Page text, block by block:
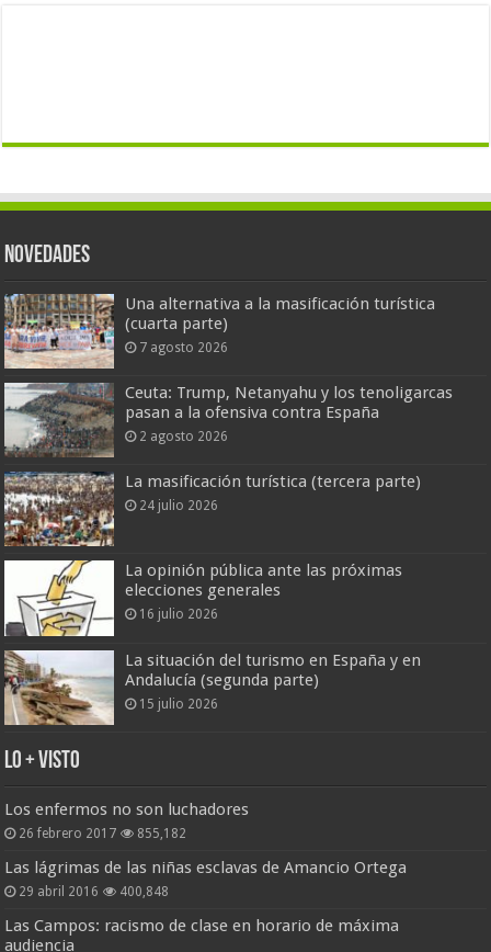
Novedades
Una alternativa a la masificación turística
(cuarta parte)
7 agosto 2026
Ceuta: Trump, Netanyahu y los tenoligarcas
pasan a la ofensiva contra España
2 agosto 2026
La masificación turística (tercera parte)
24 julio 2026
La opinión pública ante las próximas
elecciones generales
16 julio 2026
La situación del turismo en España y en
Andalucía (segunda parte)
15 julio 2026
Lo + Visto
Los enfermos no son luchadores
26 febrero 2017 855,182
Las lágrimas de las niñas esclavas de Amancio Ortega
29 abril 2016 400,848
Las Campos: racismo de clase en horario de máxima
audiencia